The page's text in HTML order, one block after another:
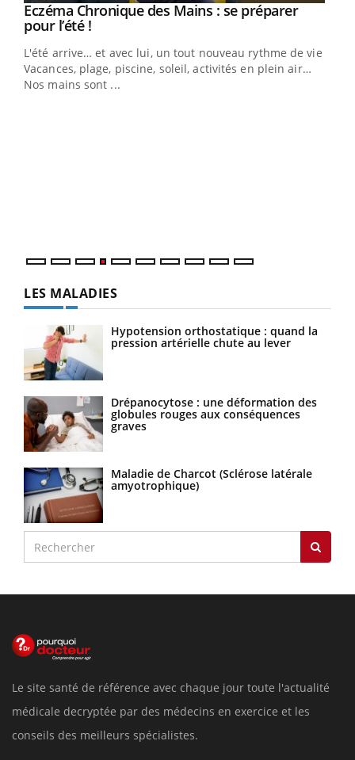
Youtube
Eczéma Chronique des Mains : se préparer
pour l’été !Youtube
L'été arrive… et avec lui, un tout nouveau rythme de vie !
Vacances, plage, piscine, soleil, activités en plein air…
Nos mains sont ...
LES MALADIES
Hypotension orthostatique : quand la
pression artérielle chute au lever
Drépanocytose : une déformation des
globules rouges aux conséquences
graves
Maladie de Charcot (Sclérose latérale
amyotrophique)
Le site santé de référence avec chaque jour toute l'actualité
médicale decryptée par des médecins en exercice et les
conseils des meilleurs spécialistes.